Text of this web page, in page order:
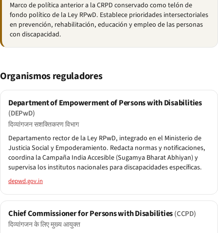
Marco de política anterior a la CRPD conservado como telón de
fondo político de la Ley RPwD. Establece prioridades intersectoriales
en prevención, rehabilitación, educación y empleo de las personas
con discapacidad.
Organismos reguladores
Department of Empowerment of Persons with Disabilities
(DEPwD)
दिव्यांगजन सशक्तिकरण विभाग
Departamento rector de la Ley RPwD, integrado en el Ministerio de
Justicia Social y Empoderamiento. Redacta normas y notificaciones,
coordina la Campaña India Accesible (Sugamya Bharat Abhiyan) y
supervisa los institutos nacionales para discapacidades específicas.
depwd.gov.in
Chief Commissioner for Persons with Disabilities(CCPD)
दिव्यांगजन के लिए मुख्य आयुक्त